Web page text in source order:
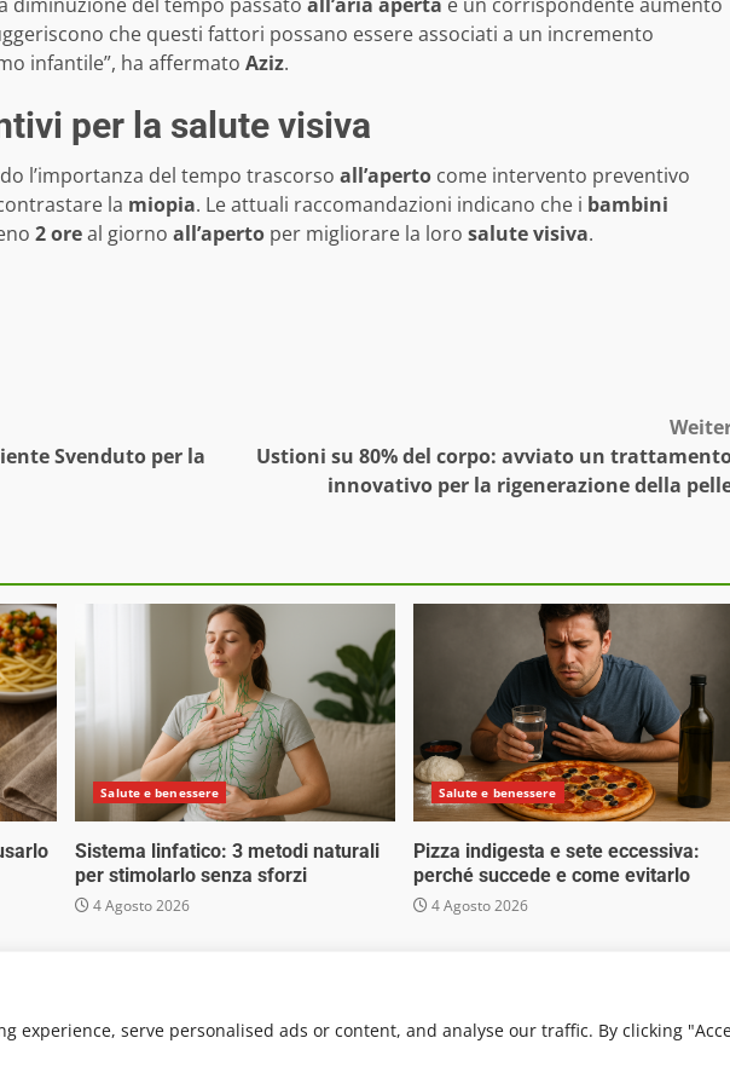
experience, serve personalised ads or content, and analyse our traffic. By clicking
che questi fattori possano essere associati a un incremento
infantile”, ha affermato Aziz.
per la salute visiva
l’importanza del tempo trascorso all’aperto come intervento preventivo
la miopia. Le attuali raccomandazioni indicano che i bambini
2 oreal giorno all’aperto per migliorare la loro salute visiva.
Svenduto per la
Ustioni su 80% del corpo: avviato un
innovativo per la rigenerazione della
Salute e benessere
Sistema linfatico: 3 metodi naturali
per stimolarlo senza sforzi
4 Agosto 2026
Salute e benessere
Pizza indigesta e sete eccessiva:
perché succede e come evitarlo
4 Agosto 2026
proprietà di Jws Media Srl - Via Cavour 310 - 00184 Roma - P.Iva
alcuna periodicità. Non può pertanto considerarsi un prodotto editoriale ai
von AF themes.